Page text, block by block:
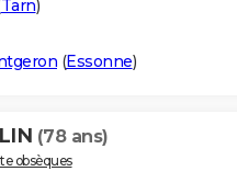
Tarn)
(Essonne)
(78 ans)
obsèques